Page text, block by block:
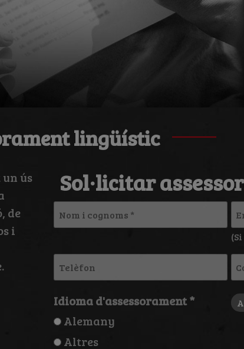
lingüístic
ús
de
i
Sol·licitar
Nom
i
Telèfon
*
Idioma d'assessorament *
Alemany
Altres